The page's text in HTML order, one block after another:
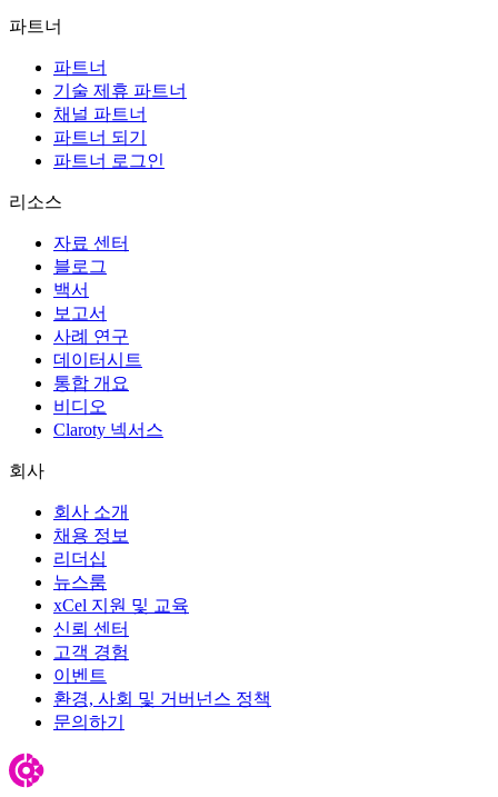
파트너
파트너
기술 제휴 파트너
채널 파트너
파트너 되기
파트너 로그인
리소스
자료 센터
블로그
백서
보고서
사례 연구
데이터시트
통합 개요
비디오
Claroty 넥서스
회사
회사 소개
채용 정보
리더십
뉴스룸
xCel 지원 및 교육
신뢰 센터
고객 경험
이벤트
환경, 사회 및 거버넌스 정책
문의하기